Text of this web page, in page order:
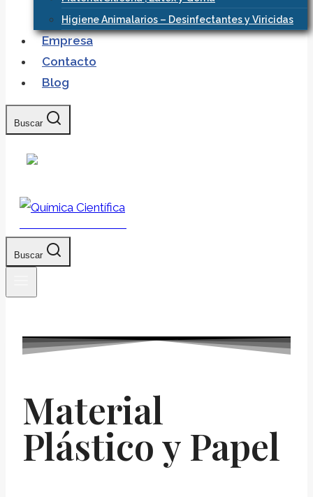
Higiene Animalarios – Desinfectantes y Viricidas
Empresa
Contacto
Blog
Buscar
Buscar
Material
Plástico y Papel